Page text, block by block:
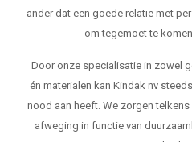
ander dat een goede relatie met
om tegemoet te
Door onze specialisatie in zowel
én materialen kan Kindak nv
nood aan heeft. We zorgen
afweging in functie van